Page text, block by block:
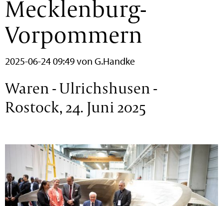
Mecklenburg-
Vorpommern
2025-06-24 09:49von G.Handke
Waren - Ulrichshusen -
Rostock, 24. Juni 2025